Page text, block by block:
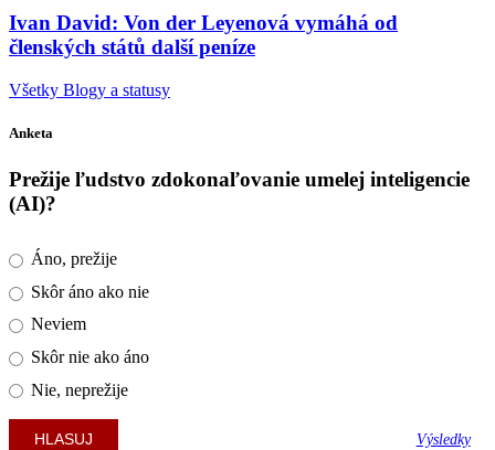
Ivan David: Von der Leyenová vymáhá od
členských států další peníze
Všetky Blogy a statusy
Anketa
Prežije ľudstvo zdokonaľovanie umelej inteligencie
(AI)?
Áno, prežije
Skôr áno ako nie
Neviem
Skôr nie ako áno
Nie, neprežije
Výsledky